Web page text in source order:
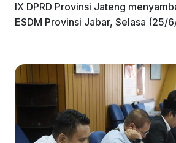
IX DPRD Provinsi Jateng
ESDM Provinsi Jabar, Selasa (25/